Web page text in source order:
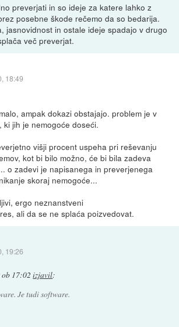
preverjati in so ideje za katere lahko z
posebne škode rečemo da so bedarija.
jasnovidnost in ostale ideje spadajo v drugo
več preverjat.
18:49
ampak dokazi obstajajo. problem je v
jih je nemogoće doseći.
višji procent uspeha pri reševanju
kot bi bilo možno, će bi bila zadeva
o zadevi je napisanega in preverjenega
skoraj nemogoće...
ergo neznanstveni
ali da se ne splaća poizvedovat.
19:26
17:02 izjavil:
Je tudi software.